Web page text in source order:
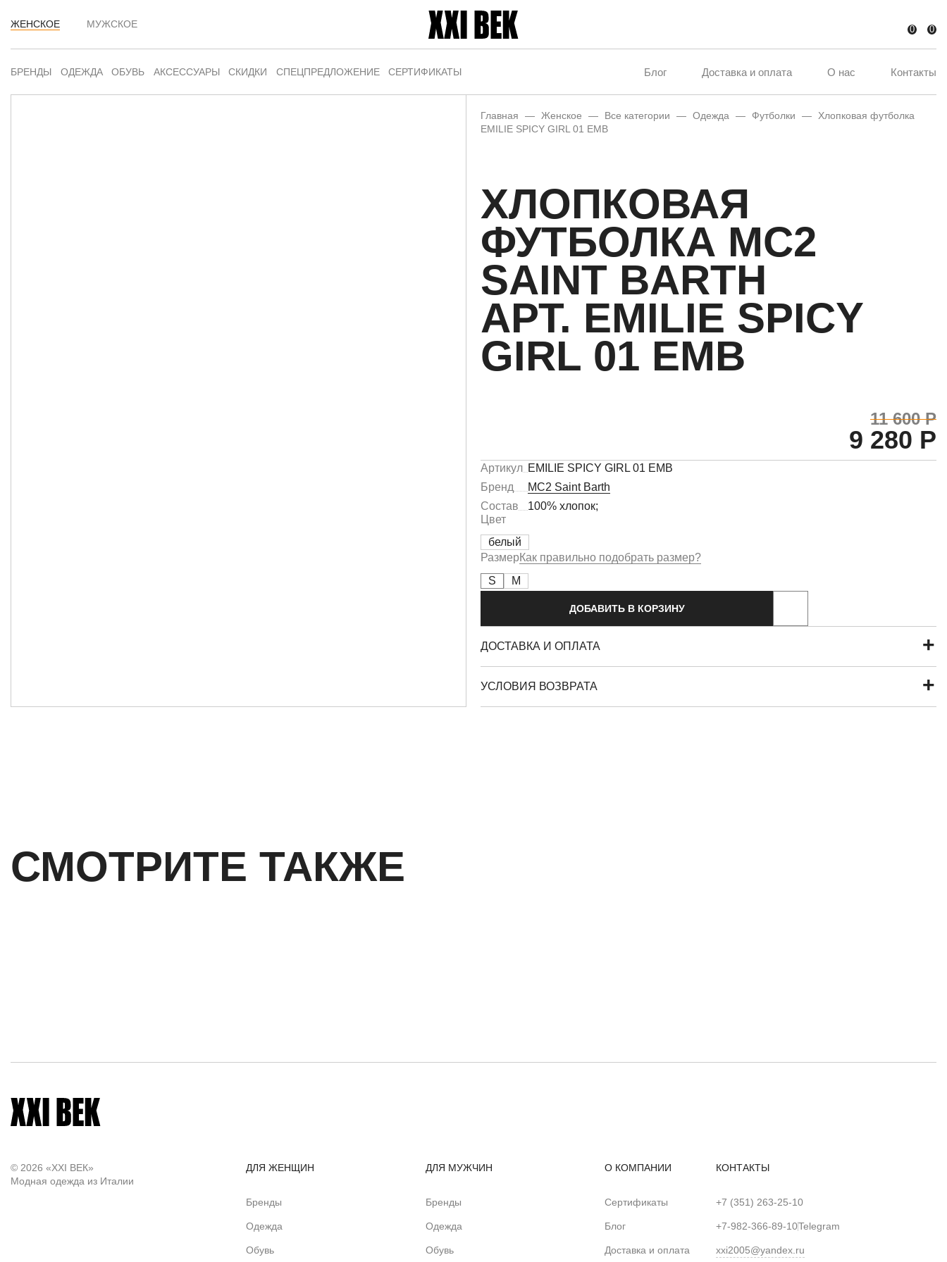
ЖЕНСКОЕ МУЖСКОЕ 0 0
БРЕНДЫ ОДЕЖДА ОБУВЬ АКСЕССУАРЫ СКИДКИ СПЕЦПРЕДЛОЖЕНИЕ СЕРТИФИКАТЫ Блог Доставка и оплата О нас Контакты
Главная — Женское — Все категории — Одежда — Футболки —
Хлопковая футболка
EMILIE SPICY GIRL 01 EMB
ХЛОПКОВАЯ
ФУТБОЛКА MC2
SAINT BARTH
АРТ. EMILIE SPICY
GIRL 01 EMB
11 600 Р
9 280 Р
Артикул EMILIE SPICY GIRL 01 EMB
Бренд
MC2 Saint Barth
Состав
100% хлопок;
Цвет
белый
РазмерКак правильно подобрать размер?
S
M
ДОБАВИТЬ В КОРЗИНУ
ДОСТАВКА И ОПЛАТА
УСЛОВИЯ ВОЗВРАТА
СМОТРИТЕ ТАКЖЕ
© 2026 «XXI ВЕК»
Модная одежда из Италии
ДЛЯ ЖЕНЩИН
Бренды
Одежда
Обувь
ДЛЯ МУЖЧИН
Бренды
Одежда
Обувь
О КОМПАНИИ
Сертификаты
Блог
Доставка и оплата
КОНТАКТЫ
+7 (351) 263-25-10
+7-982-366-89-10Telegram
xxi2005@yandex.ru